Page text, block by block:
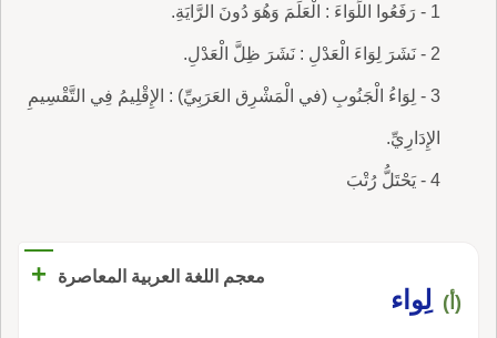
1 - رَفَعُوا اللِّوَاءَ : الْعَلَمَ وَهُوَ دُونَ الرَّايَةِ.
2 - نَشَرَ لِوَاءَ الْعَدْلِ : نَشَرَ ظِلَّ الْعَدْلِ.
3 - لِوَاءُ الْجَنُوبِ (في الْمَشْرِق العَرَبِيِّ) : الإِقْلِيمُ فِي التَّقْسِيمِ
الإِدَارِيِّ.
4 - يَحْتَلُّ رُتْبَ
معجم اللغة العربية المعاصرة +
(أ) لِواء